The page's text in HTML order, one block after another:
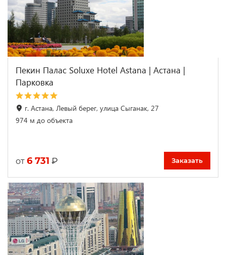
Пекин Палас Soluxe Hotel Astana | Астана |
Парковка
г. Астана, Левый берег, улица Сыганак, 27
974 м до объекта
от 6 731 ₽ Заказать